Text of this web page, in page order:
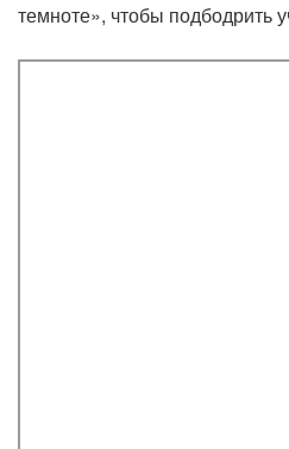
темноте», чтобы подбодрить